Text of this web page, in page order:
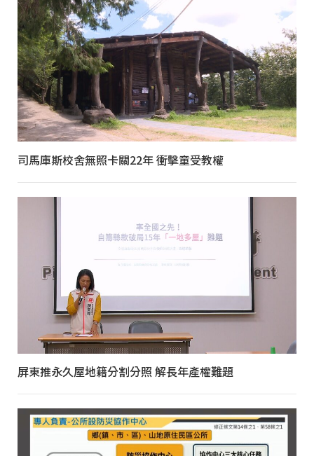
司馬庫斯校舍無照卡關22年 衝擊童受教權
屏東推永久屋地籍分割分照 解長年產權難題